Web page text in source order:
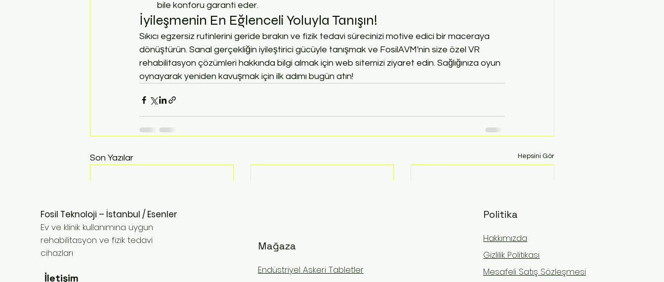
bile konforu garanti eder.
İyileşmenin En Eğlenceli Yoluyla Tanışın!
Sıkıcı egzersiz rutinlerini geride bırakın ve fizik tedavi sürecinizi motive edici bir maceraya
dönüştürün. Sanal gerçekliğin iyileştirici gücüyle tanışmak ve FosilAVM'nin size özel VR
rehabilitasyon çözümleri hakkında bilgi almak için web sitemizi ziyaret edin. Sağlığınıza oyun
oynayarak yeniden kavuşmak için ilk adımı bugün atın!
Son Yazılar Hepsini Gör
Fosil Teknoloji – İstanbul / Esenler
Ev ve klinik kullanımına uygun
rehabilitasyon ve fizik tedavi
cihazları
İletişim
Mağaza
Endüstriyel Askeri Tabletler
Politika
Hakkımızda
Gizlilik Politikası
Mesafeli Satış Sözleşmesi